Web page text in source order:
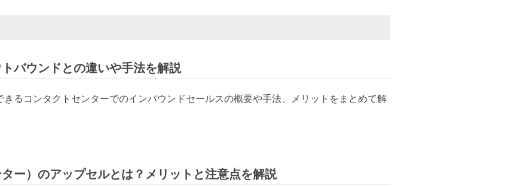
バウンドとの違いや手法を解説
るコンタクトセンターでのインバウンドセールスの概要や手法、メリットをまとめて解
ー）のアップセルとは？メリットと注意点を解説